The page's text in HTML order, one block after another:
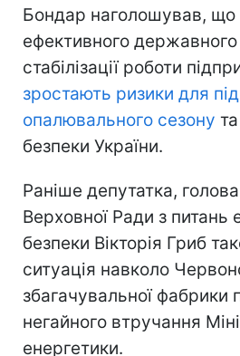
Бондар наголошував, що
ефективного державного
стабілізації роботи
зростають ризики для
опалювального сезону
безпеки України.
Раніше депутатка, голова
Верховної Ради з питань
безпеки Вікторія Гриб
ситуація навколо
збагачувальної фабрики
негайного втручання
енергетики.